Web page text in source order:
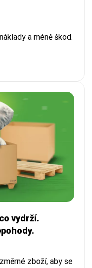
a méně škod.
vydrží.
zboží, aby se